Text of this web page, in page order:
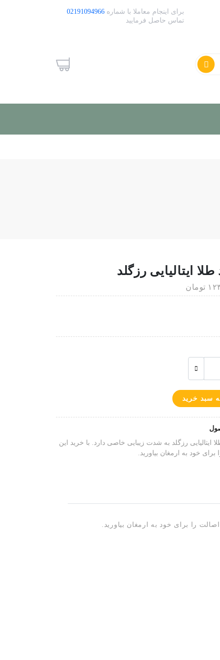
برای اینجام معاملا با شماره 02191094966
تماس حاصل فرمایید
ایتالیایی رزگلد
سبد خرید
ایتالیایی رزگلد به شدت زیبایی خاصی دارد. با خرید این
برای خود به ارمغان بیاورید.
را برای خود به ارمغان بیاورید.